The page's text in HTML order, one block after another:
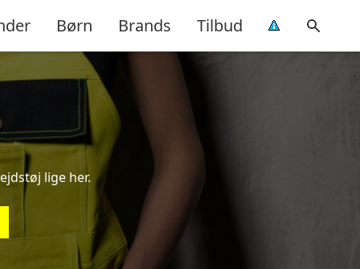
Børn Brands Tilbud
lige her.